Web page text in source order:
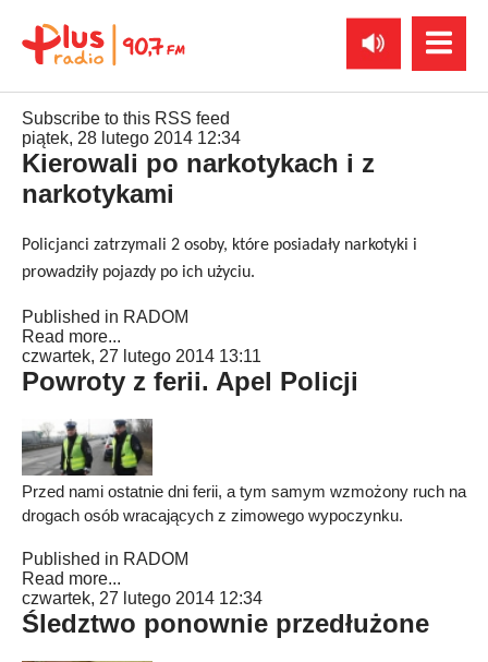
Subscribe to this RSS feed
piątek, 28 lutego 2014 12:34
Kierowali po narkotykach i z
narkotykami
Policjanci zatrzymali 2 osoby, które posiadały narkotyki i
prowadziły pojazdy po ich użyciu.
Published in RADOM
Read more...
czwartek, 27 lutego 2014 13:11
Powroty z ferii. Apel Policji
Przed nami ostatnie dni ferii, a tym samym wzmożony ruch na
drogach osób wracających z zimowego wypoczynku.
Published in RADOM
Read more...
czwartek, 27 lutego 2014 12:34
Śledztwo ponownie przedłużone